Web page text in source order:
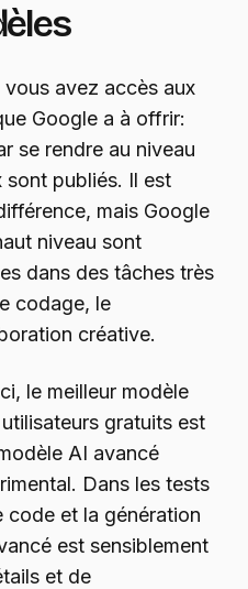
avez accès aux
Google a à offrir:
se rendre au niveau
sont publiés. Il est
mais Google
niveau sont
dans des tâches très
codage, le
créative.
le meilleur modèle
gratuits est
AI avancé
Dans les tests
code et la génération
est sensiblement
et de